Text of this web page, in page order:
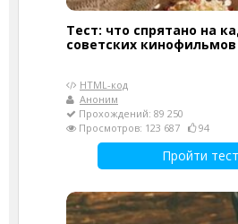
Тест: что спрятано на
советских кинофильмов
HTML-код
Аноним
Прохождений: 89 250
Просмотров: 123 687
94
Пройти тест